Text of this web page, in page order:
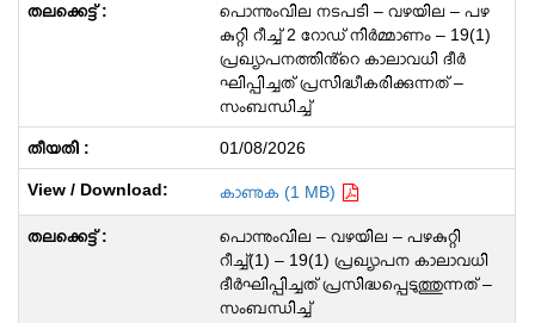
പൊന്നുംവില നടപടി – വഴയില – പഴ
കുറ്റി റീച്ച് 2 റോഡ് നിർമ്മാണം – 19(1)
പ്രഖ്യാപനത്തിൻ്റെ കാലാവധി ദീർ
ഘിപ്പിച്ചത് പ്രസിദ്ധീകരിക്കുന്നത് –
സംബന്ധിച്ച്
01/08/2026
കാണുക (1 MB)
പൊന്നുംവില – വഴയില – പഴകുറ്റി
റീച്ച്(1) – 19(1) പ്രഖ്യാപന കാലാവധി
ദീർഘിപ്പിച്ചത് പ്രസിദ്ധപ്പെടുത്തുന്നത് –
സംബന്ധിച്ച്